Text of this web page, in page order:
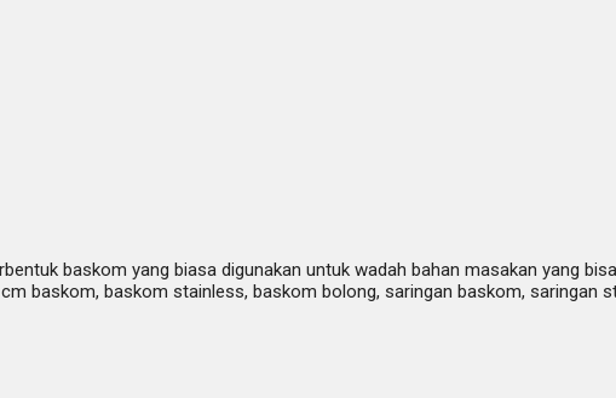
baskom yang biasa digunakan untuk wadah bahan masakan yang
baskom, baskom stainless, baskom bolong, saringan baskom, saringan